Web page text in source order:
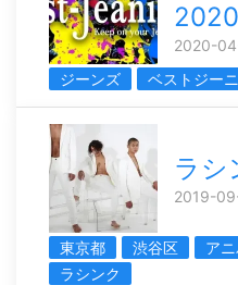
2020
2020-
ジーンズ
ベストジー
ラシ
2019-
東京都 渋谷区 ア
ラシンク